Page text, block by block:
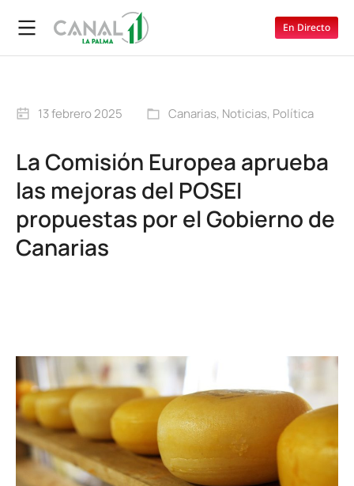
En Directo
13 febrero 2025 Canarias, Noticias, Política
La Comisión Europea aprueba
las mejoras del POSEI
propuestas por el Gobierno de
Canarias